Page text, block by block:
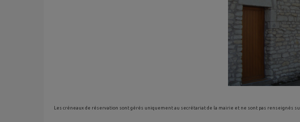
Les créneaux de réservation sont gérés uniquement au secrétariat de la mairie et ne sont pas renseignés